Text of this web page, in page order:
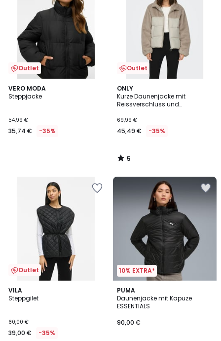
Outlet
VERO MODA
Steppjacke
54,99 €
35,74 € -35%
Outlet
ONLY
Kurze Daunenjacke mit
Reissverschluss und
Stoff
69,99 €
45,49 € -35%
5
/
5
5
/
Outlet
VILA
Steppgilet
60,00 €
39,00 € -35%
5
/
10% EXTRA*
PUMA
Daunenjacke mit Kapuze
ESSENTIALS
90,00 €